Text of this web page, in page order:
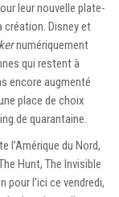
leur nouvelle plate-
Disney et
numériquement
qui restent à
encore augmenté
place de choix
de quarantaine.
l’Amérique du Nord,
Hunt, The Invisible
l’ici ce vendredi,